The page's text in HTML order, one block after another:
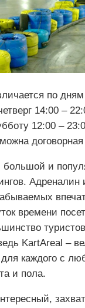
по
14:00 –
12:00 –
договорная
и
Адреналин
времени
KartAreal –
для каждого с
и пола.